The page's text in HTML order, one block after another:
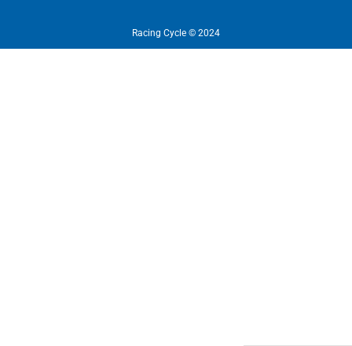
Racing Cycle © 2024